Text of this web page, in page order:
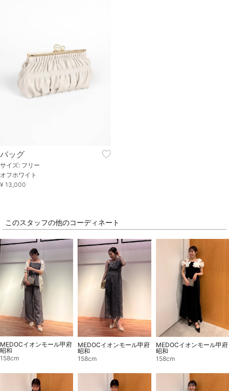
バッグ
サイズ: フリー
オフホワイト
¥ 13,000
このスタッフの他のコーディネート
MEDOCイオンモール甲府
昭和
158cm
MEDOCイオンモール甲府
昭和
158cm
MEDOCイオンモール甲府
昭和
158cm